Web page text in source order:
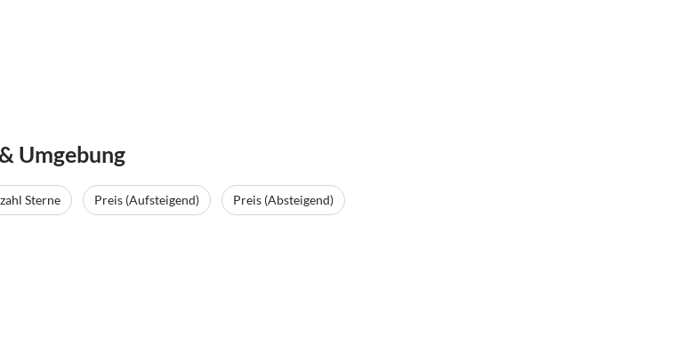
Umgebung
Sterne Preis (Aufsteigend) Preis (Absteigend)